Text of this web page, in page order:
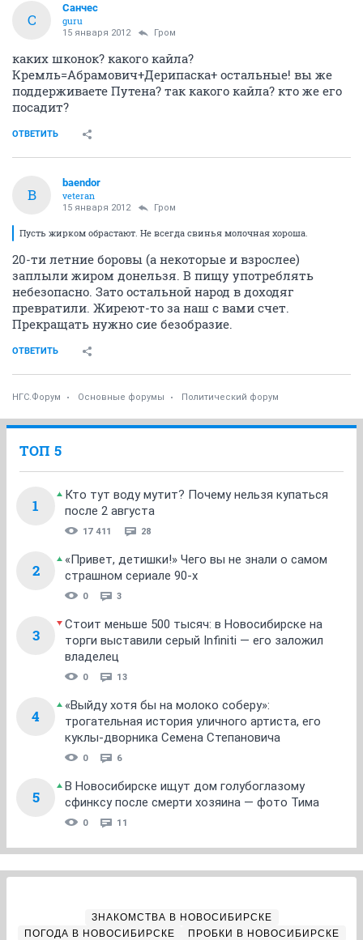
С
Санчес
guru
15 января 2012 Гром
каких шконок? какого кайла?
Кремль=Абрамович+Дерипаска+ остальные! вы же
поддерживаете Путена? так какого кайла? кто же его
посадит?
ОТВЕТИТЬ
B
baendor
veteran
15 января 2012 Гром
Пусть жирком обрастают. Не всегда свинья молочная хороша.
20-ти летние боровы (а некоторые и взрослее)
заплыли жиром донельзя. В пищу употреблять
небезопасно. Зато остальной народ в доходяг
превратили. Жиреют-то за наш с вами счет.
Прекращать нужно сие безобразие.
ОТВЕТИТЬ
НГС.Форум Основные форумы Политический форум
ТОП 5
1
Кто тут воду мутит? Почему нельзя купаться
после 2 августа
17 411 28
2
«Привет, детишки!» Чего вы не знали о самом
страшном сериале 90-х
0 3
3
Стоит меньше 500 тысяч: в Новосибирске на
торги выставили серый Infiniti — его заложил
владелец
0 13
4
«Выйду хотя бы на молоко соберу»:
трогательная история уличного артиста, его
куклы-дворника Семена Степановича
0 6
5
В Новосибирске ищут дом голубоглазому
сфинксу после смерти хозяина — фото Тима
0 11
ЗНАКОМСТВА В НОВОСИБИРСКЕ
ПОГОДА В НОВОСИБИРСКЕ
ПРОБКИ В НОВОСИБИРСКЕ